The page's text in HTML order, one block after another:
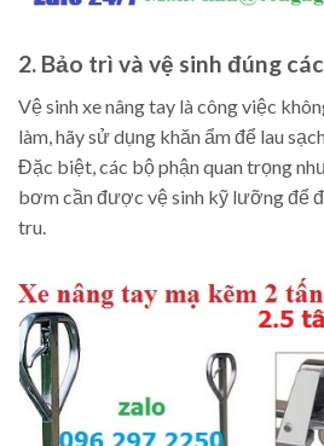
2. Bảo trì và vệ sinh đúng
Vệ sinh xe nâng tay là công việc
làm, hãy sử dụng khăn ẩm để lau
Đặc biệt, các bộ phận quan trọng
bơm cần được vệ sinh kỹ lưỡng để
tru.